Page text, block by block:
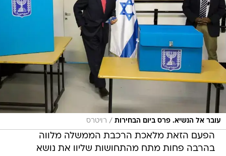
עובר אל הנשיא. פרס ביום הבחירות / רויטרס
הפעם הזאת מלאכת הרכבת הממשלה מלווה
בהרבה פחות מתח מהתחושות שליוו את נושא